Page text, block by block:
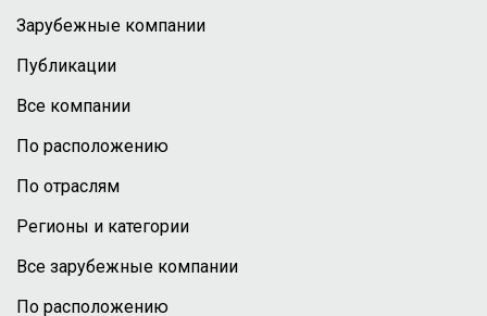
Зарубежные компании
Публикации
Все компании
По расположению
По отраслям
Регионы и категории
Все зарубежные компании
По расположению